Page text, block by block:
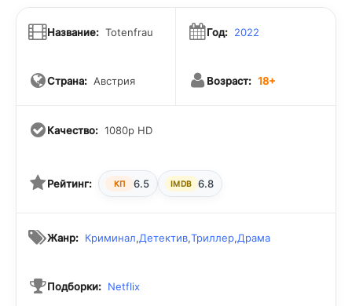
неслучайное событие. Героиня уверена в том, что её
мужа убили. Она даже подозревает нескольких очень
жертву. Правда, её дух и атмосфера вокруг помогают
Название: Totenfrau
Страна: Австрия
Год: 2022
Возраст: 18+
Качество: 1080p HD
Рейтинг: КП 6.5 IMDB 6.8
Жанр: Криминал,Детектив,Триллер,Драма
Подборки: Netflix